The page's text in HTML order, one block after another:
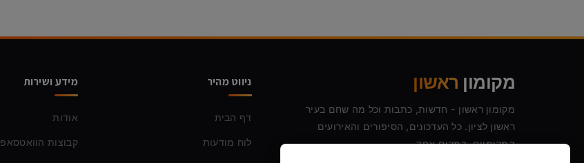
מקומון ראשון
מקומון ראשון - חדשות, כתבות וכל מה שחם בעיר
ראשון לציון. כל העדכונים, הסיפורים והאירועים
המקומיים, במקום אחד.
ניווט מהיר
דף הבית
לוח מודעות
מידע ושירות
אודות
קבוצות הוואטסאפ